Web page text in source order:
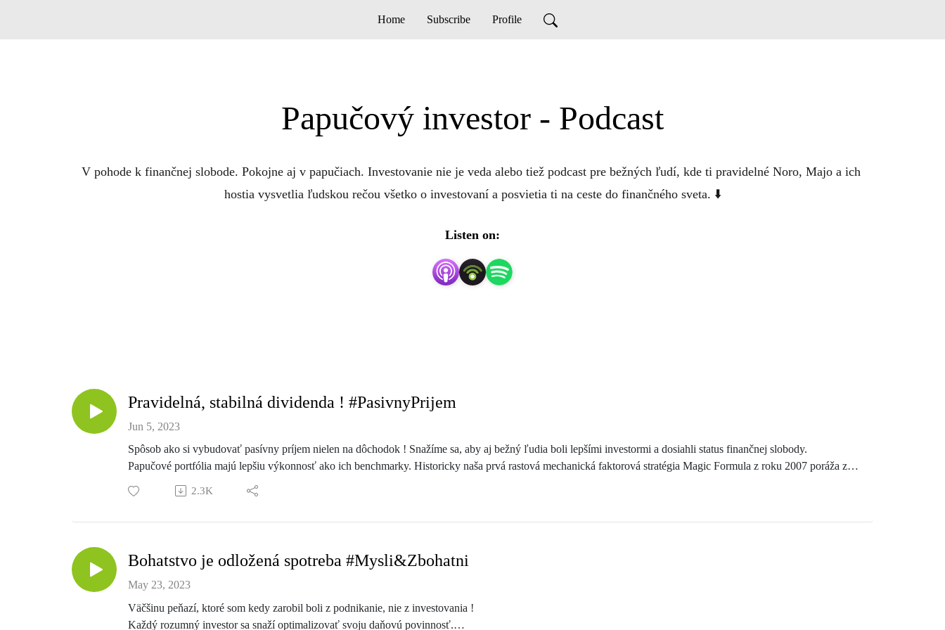
Home Subscribe Profile
Papučový investor - Podcast
V pohode k finančnej slobode. Pokojne aj v papučiach. Investovanie nie je veda alebo tiež podcast pre bežných ľudí, kde ti pravidelné Noro, Majo a ich
hostia vysvetlia ľudskou rečou všetko o investovaní a posvietia ti na ceste do finančného sveta. ⬇️
Listen on:
Pravidelná, stabilná dividenda ! #PasivnyPrijem
Jun 5, 2023
Spôsob ako si vybudovať pasívny príjem nielen na dôchodok ! Snažíme sa, aby aj bežný ľudia boli lepšími investormi a dosiahli status finančnej slobody.
Papučové portfólia majú lepšiu výkonnosť ako ich benchmarky. Historicky naša prvá rastová mechanická faktorová stratégia Magic Formula z roku 2007 poráža za
posledných 15 rokov index S&P 500 o viac ako 5% p.a.
Investovať cez brokera alebo správcu? Viete akú pridanú hodnotu Vám prináša Váš finančný/ investičný poradca?
Radi Vám NIE LEN v investičných začiatkoch podáme pomocnú roku. Stačí ak sa pridáte do našej PREMIUM papučovej investičnej komunity:
www.papucovyinvestor.sk/premium/
Ak chcete vedieť o nás trocha viac, stačí navštíviť náš web ⬇️
2.3K
Bohatstvo je odložená spotreba #Mysli&Zbohatni
May 23, 2023
Väčšinu peňazí, ktoré som kedy zarobil boli z podnikanie, nie z investovania !
Každý rozumný investor sa snaží optimalizovať svoju daňovú povinnosť.